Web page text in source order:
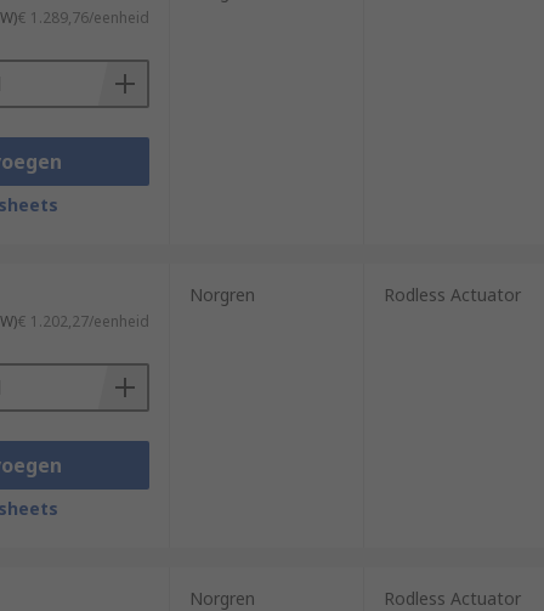
€ 1.289,76/eenheid
€ 1.202,27/eenheid
Norgren Rodless Actuator
Norgren Rodless Actuator